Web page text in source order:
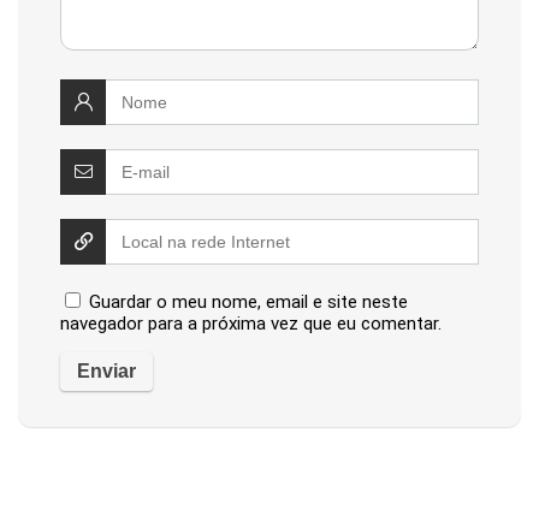
Guardar o meu nome, email e site neste
navegador para a próxima vez que eu comentar.